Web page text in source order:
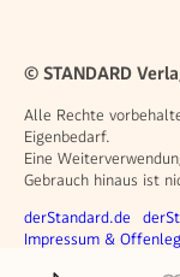
© STANDARD
Alle Rechte
Eigenbedarf.
Eine
Gebrauch hinaus ist
Weitere Angebote
derStandard.de
Rechtliches
Impressum &